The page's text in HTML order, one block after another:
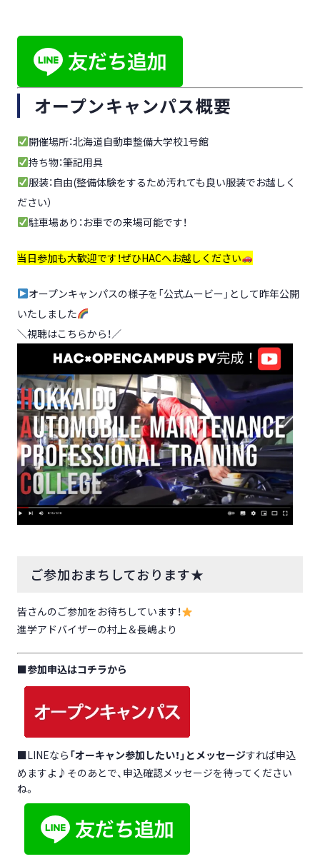
オープンキャンパス概要
開催場所：北海道自動車整備大学校1号館
持ち物：筆記用具
服装：自由(整備体験をするため汚れても良い服装でお越しく
ださい）
駐車場あり：お車での来場可能です！
当日参加も大歓迎です！ぜひHACへお越しください
オープンキャンパスの様子を「公式ムービー」として昨年公開
いたしました
＼視聴はこちらから！／
ご参加おまちしております★
皆さんのご参加をお待ちしています！
進学アドバイザーの村上＆長嶋より
■参加申込はコチラから
■LINEなら 「オーキャン参加したい！」とメッセージすれば申込
めますよ♪そのあとで、申込確認メッセージを待ってください
ね。